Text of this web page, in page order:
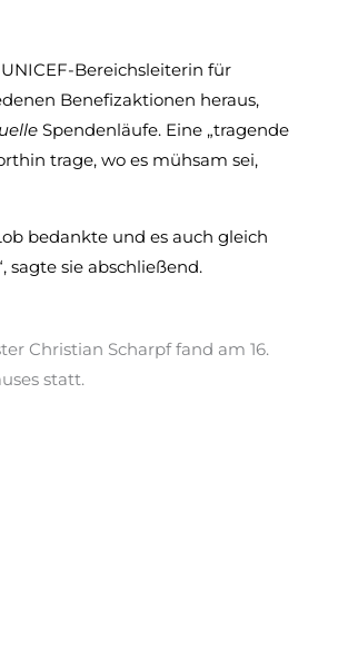
Bereichsleiterin für
Benefizaktionen heraus,
Spendenläufe. Eine „tragende
trage, wo es mühsam sei,
bedankte und es auch gleich
sagte sie abschließend.
Christian Scharpf fand am 16.
statt.